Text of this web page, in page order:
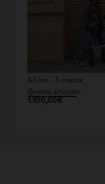
Questo articolo.
A Line - 3-marce
1.100,00€